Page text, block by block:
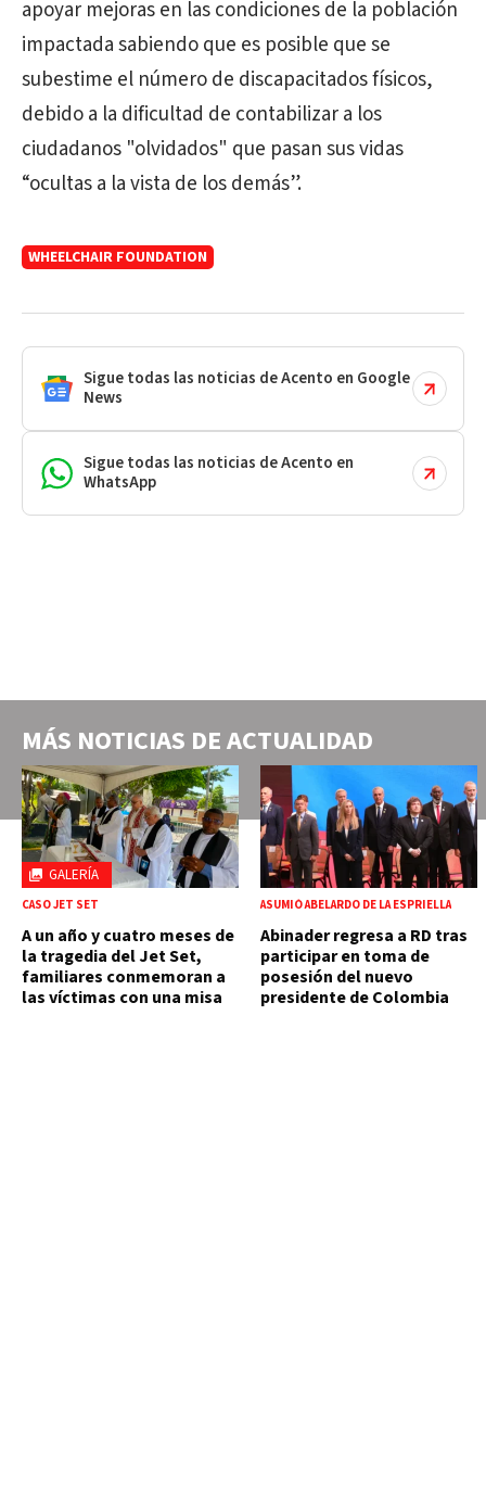
apoyar mejoras en las condiciones de la población
impactada sabiendo que es posible que se
subestime el número de discapacitados físicos,
debido a la dificultad de contabilizar a los
ciudadanos "olvidados" que pasan sus vidas
“ocultas a la vista de los demás”.
WHEELCHAIR FOUNDATION
Sigue todas las noticias de Acento en Google
News
Sigue todas las noticias de Acento en
WhatsApp
MÁS NOTICIAS DEACTUALIDAD
GALERÍA
CASO JET SET
A un año y cuatro meses de
la tragedia del Jet Set,
familiares conmemoran a
las víctimas con una misa
ASUMIÓ ABELARDO DE LA ESPRIELLA
Abinader regresa a RD tras
participar en toma de
posesión del nuevo
presidente de Colombia